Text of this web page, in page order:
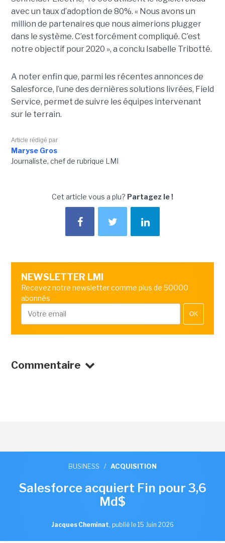
avec un taux d’adoption de 80%. « Nous avons un
million de partenaires que nous aimerions plugger
dans le système. C’est forcément compliqué. C’est
notre objectif pour 2020 », a conclu Isabelle Tribotté.
A noter enfin que, parmi les récentes annonces de
Salesforce, l’une des dernières solutions livrées, Field
Service, permet de suivre les équipes intervenant
sur le terrain.
Article rédigé par
Maryse Gros
Journaliste, chef de rubrique LMI
Cet article vous a plu? Partagez le !
NEWSLETTER LMI
Recevez notre newsletter comme plus de 50000
abonnés
OK
Commentaire
BUSINESS / ACQUISITION
Salesforce acquiert Fin pour 3,6
Md$
Jacques Cheminat, publié le 15 Juin 2026